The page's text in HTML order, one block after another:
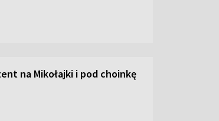
na Mikołajki i pod choinkę